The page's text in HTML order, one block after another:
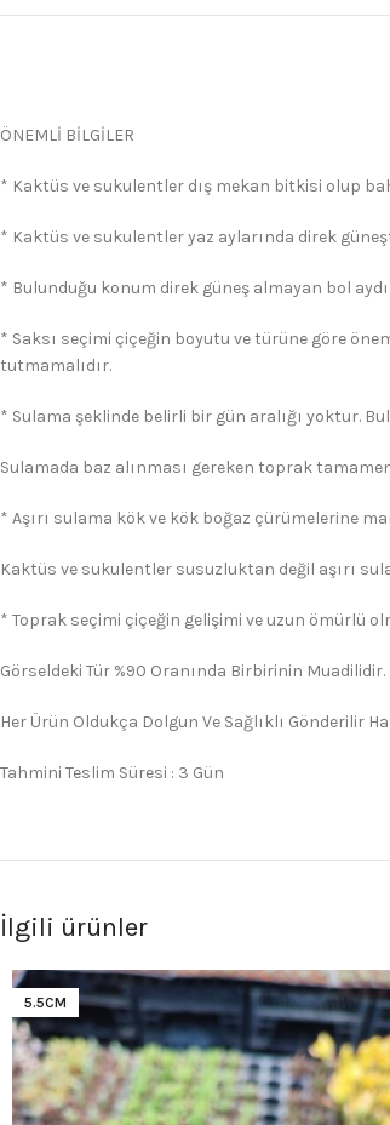
ÖNEMLİ BİLGİLER
* Kaktüs ve sukulentler dış mekan bitkisi olup
* Kaktüs ve sukulentler yaz aylarında direk
* Bulunduğu konum direk güneş almayan bol
* Saksı seçimi çiçeğin boyutu ve türüne göre
tutmamalıdır.
* Sulama şeklinde belirli bir gün aralığı yoktur.
Sulamada baz alınması gereken toprak
* Aşırı sulama kök ve kök boğaz çürümelerine
Kaktüs ve sukulentler susuzluktan değil aşırı
* Toprak seçimi çiçeğin gelişimi ve uzun ömürlü
Görseldeki Tür %90 Oranında Birbirinin Muadilidir.
Her Ürün Oldukça Dolgun Ve Sağlıklı Gönderilir
Tahmini Teslim Süresi : 3 Gün
İlgili ürünler
5.5CM